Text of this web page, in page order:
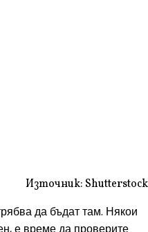
Източник: Shutterstock
да бъдат там. Някои